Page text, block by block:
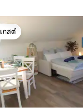
กสต์
กสต์